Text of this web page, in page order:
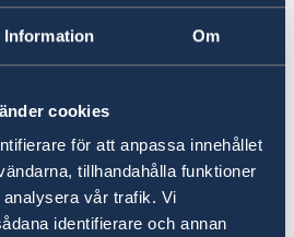
Information Om
cookies
för att anpassa innehållet
tillhandahålla funktioner
vår trafik. Vi
identifierare och annan
days
Sweden
in
way to apply for a
is to do so online at
Board
. Applications
directly to the Swedish